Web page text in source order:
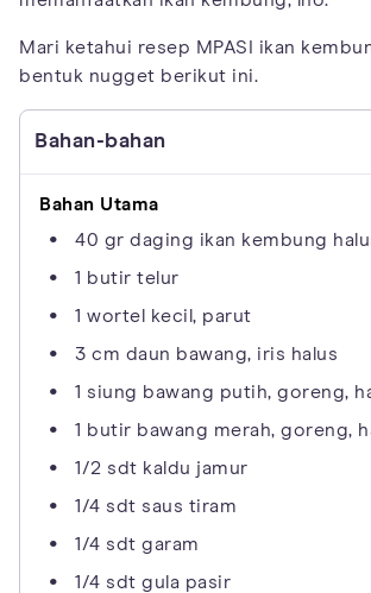
Mari ketahui resep MPASI ikan
bentuk nugget berikut ini.
Bahan-bahan
Bahan Utama
40 gr daging ikan kembung
1 butir telur
1 wortel kecil, parut
3 cm daun bawang, iris halus
1 siung bawang putih, goreng,
1 butir bawang merah, goreng,
1/2 sdt kaldu jamur
1/4 sdt saus tiram
1/4 sdt garam
1/4 sdt gula pasir